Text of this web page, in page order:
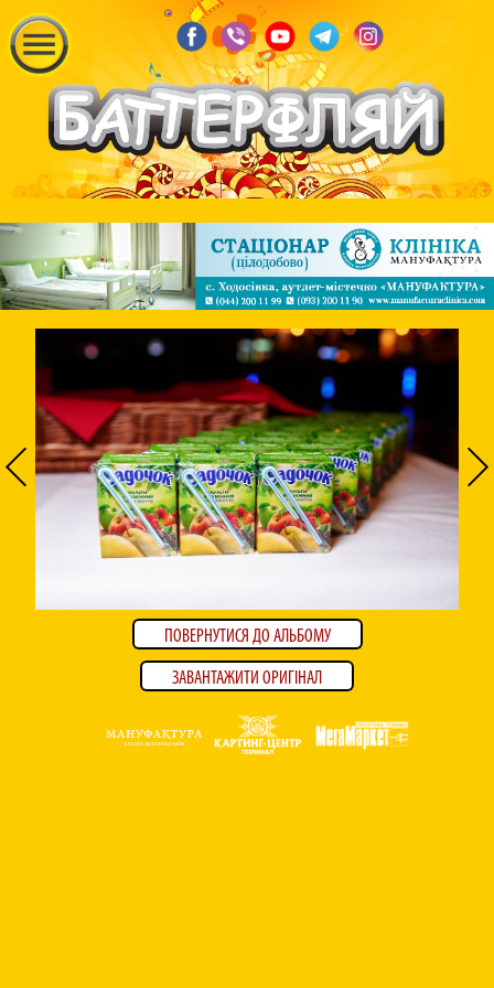
ПОВЕРНУТИСЯ ДО АЛЬБОМУ
ЗАВАНТАЖИТИ ОРИГІНАЛ